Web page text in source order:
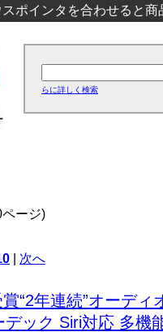
スポインタを合わせると
らに詳しく検索
ージ)
次へ
賞“2年連続”オーデ
デック Siri対応 多機